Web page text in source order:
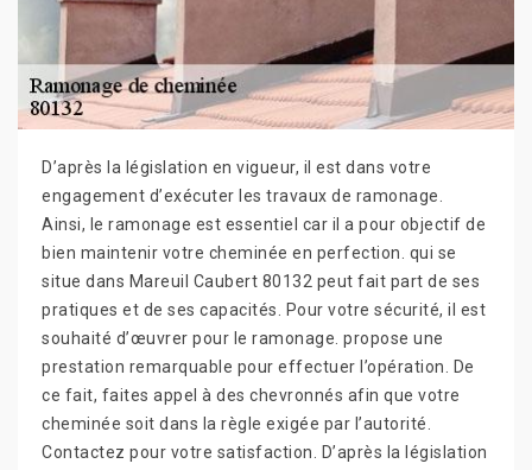
D’après la législation en vigueur, il est dans votre
engagement d’exécuter les travaux de ramonage.
Ainsi, le ramonage est essentiel car il a pour objectif de
bien maintenir votre cheminée en perfection. qui se
situe dans Mareuil Caubert 80132 peut fait part de ses
pratiques et de ses capacités. Pour votre sécurité, il est
souhaité d’œuvrer pour le ramonage. propose une
prestation remarquable pour effectuer l’opération. De
ce fait, faites appel à des chevronnés afin que votre
cheminée soit dans la règle exigée par l’autorité.
Contactez pour votre satisfaction. D’après la législation